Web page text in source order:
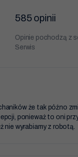
585 opinii
Opinie pochodzą z
Serwis
że tak późno
ponieważ to oni
nie wyrabiamy z robotą.